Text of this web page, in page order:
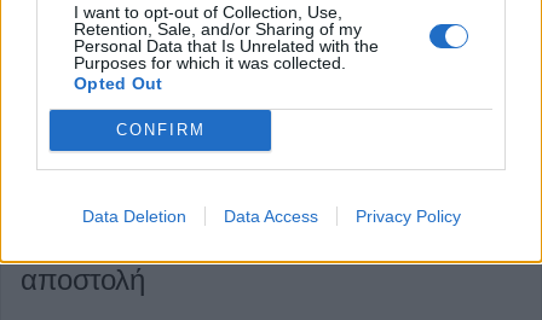
I want to opt-out of Collection, Use,
Retention, Sale, and/or Sharing of my
Personal Data that Is Unrelated with the
Purposes for which it was collected.
Opted Out
CONFIRM
Data Deletion Data Access Privacy Policy
Συνάντηση του Περιφερειάρχη
αποστολή